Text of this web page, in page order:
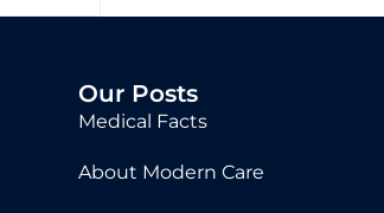
Our Posts
Medical Facts
About Modern Care